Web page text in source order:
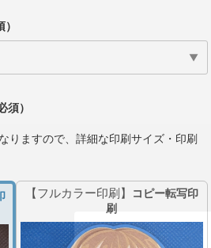
須）
りますので、詳細な印刷サイズ・印刷
【フルカラー印刷】
コピー転写印
刷